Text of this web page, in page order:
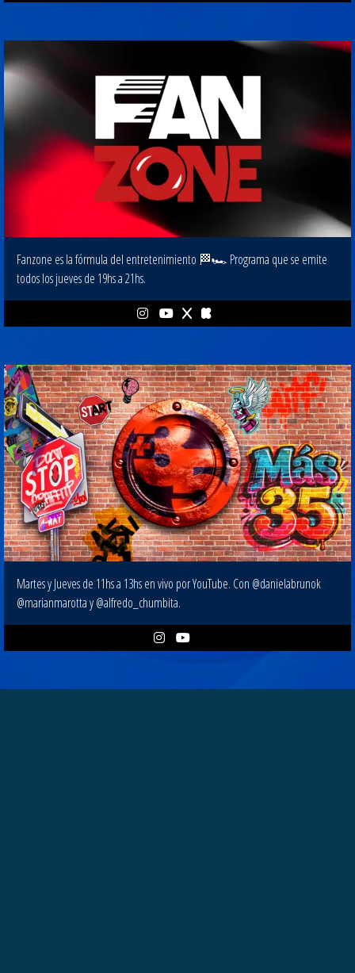
Fanzone es la fórmula del entretenimiento 🏁🏎 Programa que se emite
todos los jueves de 19hs a 21hs.
Martes y Jueves de 11hs a 13hs en vivo por YouTube. Con @danielabrunok
@marianmarotta y @alfredo_chumbita.